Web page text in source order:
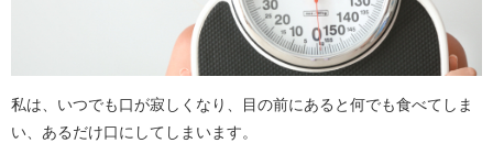
私は、いつでも口が寂しくなり、目の前にあると何でも食べてしま
い、あるだけ口にしてしまいます。